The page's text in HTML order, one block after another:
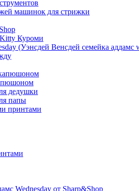
машинок для стрижки
Куроми
(Уэнсдей Венсдей семейка аддамс
дедушки
папы
принтами
Wednesday от Sharp&Shop